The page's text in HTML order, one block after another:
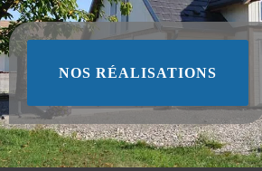
NOS RÉALISATIONS